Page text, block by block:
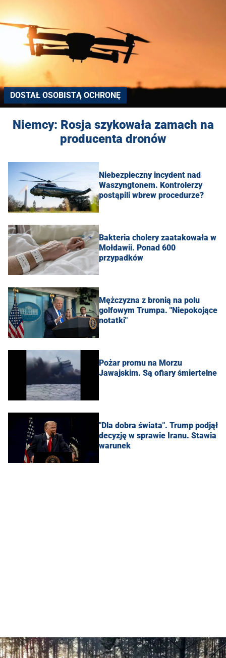
DOSTAŁ OSOBISTĄ OCHRONĘ
Niemcy: Rosja szykowała zamach na
producenta dronów
Niebezpieczny incydent nad
Waszyngtonem. Kontrolerzy
postąpili wbrew procedurze?
Bakteria cholery zaatakowała w
Mołdawii. Ponad 600
przypadków
Mężczyzna z bronią na polu
golfowym Trumpa. "Niepokojące
notatki"
Pożar promu na Morzu
Jawajskim. Są ofiary śmiertelne
"Dla dobra świata". Trump podjął
decyzję w sprawie Iranu. Stawia
warunek